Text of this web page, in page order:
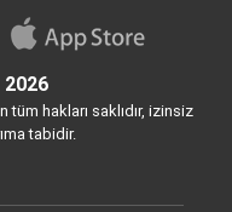
hakları saklıdır, izinsiz
tabidir.